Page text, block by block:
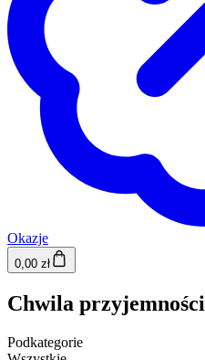
Okazje
0,00 zł
Chwila przyjemności
Podkategorie